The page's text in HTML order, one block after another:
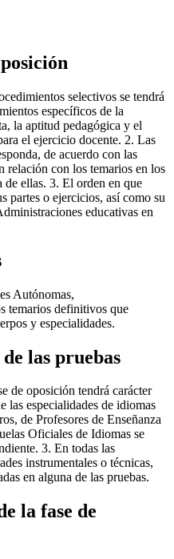
selectivos se tendrá
específicos de la
la aptitud pedagógica y el
el ejercicio docente. 2. Las
de acuerdo con las
relación con los temarios en los
de ellas. 3. El orden en que
partes o ejercicios, así como su
educativas en
Autónomas,
temarios definitivos que
y especialidades.
las pruebas
de oposición tendrá carácter
las especialidades de idiomas
de Profesores de Enseñanza
Oficiales de Idiomas se
3. En todas las
instrumentales o técnicas,
en alguna de las pruebas.
la fase de